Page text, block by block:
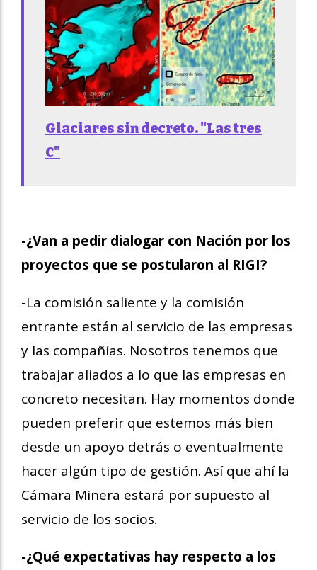
Glaciares sin decreto. "Las tres
C"
-¿Van a pedir dialogar con Nación por los
proyectos que se postularon al RIGI?
-La comisión saliente y la comisión
entrante están al servicio de las empresas
y las compañías. Nosotros tenemos que
trabajar aliados a lo que las empresas en
concreto necesitan. Hay momentos donde
pueden preferir que estemos más bien
desde un apoyo detrás o eventualmente
hacer algún tipo de gestión. Así que ahí la
Cámara Minera estará por supuesto al
servicio de los socios.
-¿Qué expectativas hay respecto a los